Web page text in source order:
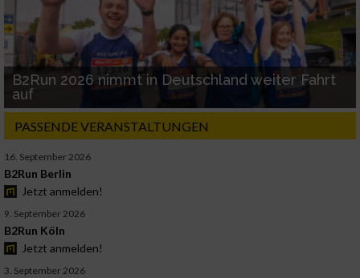
B2Run 2026 nimmt in Deutschland weiter Fahrt
auf
PASSENDE VERANSTALTUNGEN
16. September 2026
B2Run Berlin
Jetzt anmelden!
9. September 2026
B2Run Köln
Jetzt anmelden!
3. September 2026